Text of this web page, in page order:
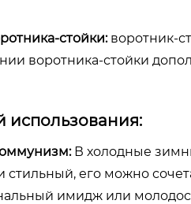
стойки: воротник-
воротника-стойки
использования:
В холодные
стильный, его можно
имидж или